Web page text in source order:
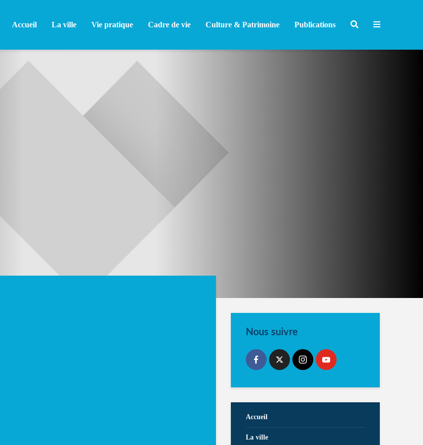
Accueil La ville Vie pratique Cadre de vie Culture & Patrimoine Publications
Nous suivre
Accueil
La ville